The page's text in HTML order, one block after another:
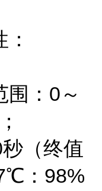
： 0 ～
秒（终值
℃ ： 98%